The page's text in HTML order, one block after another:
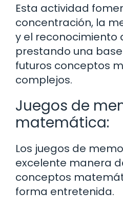
Esta actividad
concentración, la
y el reconocimiento
prestando una
futuros conceptos
complejos.
Juegos de
matemática:
Los juegos de
excelente manera
conceptos
forma entretenida.